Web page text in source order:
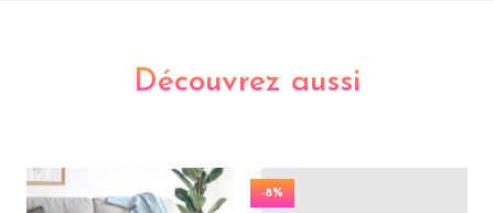
Découvrez aussi
-8%